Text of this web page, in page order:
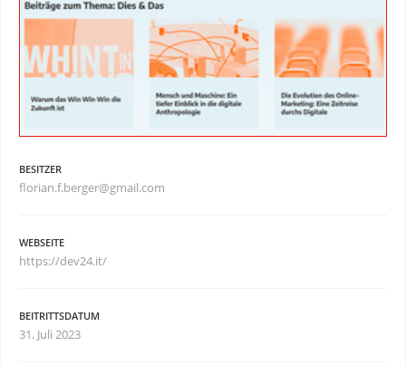
BESITZER
florian.f.berger@gmail.com
WEBSEITE
https://dev24.it/
BEITRITTSDATUM
31. Juli 2023